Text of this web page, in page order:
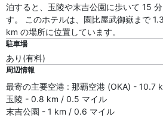
泊すると、玉陵や末吉公園に歩いて 15
す。 このホテルは、園比屋武御嶽まで
km の場所に位置しています。
駐車場
あり(有料)
周辺情報
最寄の主要空港 : 那覇空港 (OKA) - 10.7
玉陵 - 0.8 km / 0.5 マイル
末吉公園 - 1 km / 0.6 マイル